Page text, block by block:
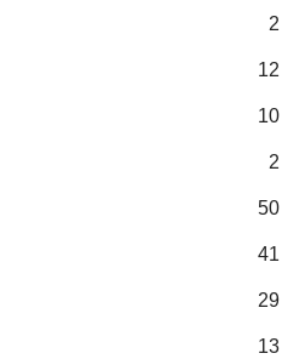
2
12
10
2
50
41
29
13